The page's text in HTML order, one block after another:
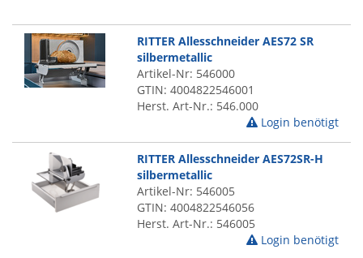
RITTER Allesschneider AES72 SR
silbermetallic
Artikel-Nr: 546000
GTIN: 4004822546001
Herst. Art-Nr.: 546.000
Login benötigt
RITTER Allesschneider AES72SR-H
silbermetallic
Artikel-Nr: 546005
GTIN: 4004822546056
Herst. Art-Nr.: 546005
Login benötigt